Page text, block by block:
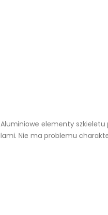
elementy szkieletu
Nie ma problemu